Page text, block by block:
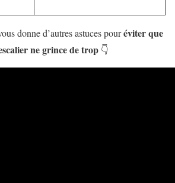
donne d’autres astuces pouréviter que
ne grince de trop 👇